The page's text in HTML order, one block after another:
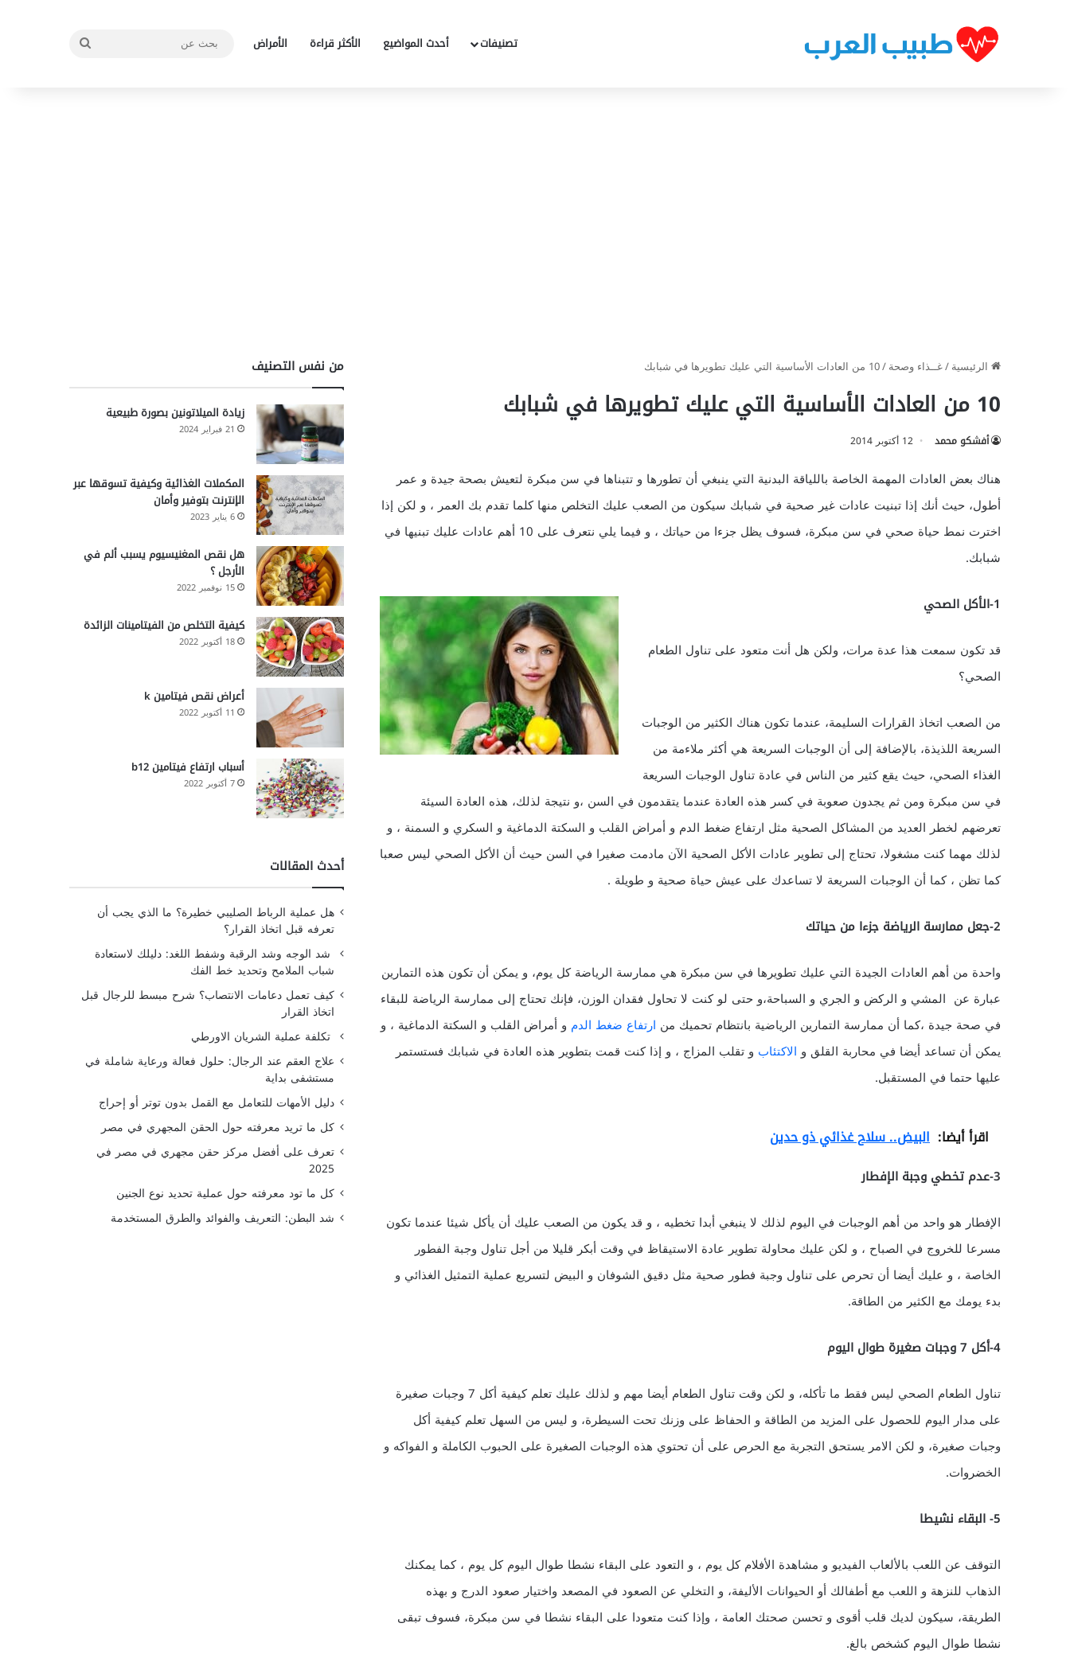
تصنيفات أحدث المواضيع الأكثر قراءة الأمراض
الرئيسية/غــذاء وصحة/10 من العادات الأساسية التي عليك تطويرها في شبابك
10 من العادات الأساسية التي عليك تطويرها في شبابك
أفشكو محمد 12 أكتوبر 2014
هناك بعض العادات المهمة الخاصة باللياقة البدنية التي ينبغي أن تطورها و تتبناها في سن مبكرة لتعيش بصحة جيدة و عمر
أطول، حيث أنك إذا تبنيت عادات غير صحية في شبابك سيكون من الصعب عليك التخلص منها كلما تقدم بك العمر ، و لكن إذا
اخترت نمط حياة صحي في سن مبكرة، فسوف يظل جزءا من حياتك ، و فيما يلي نتعرف على 10 أهم عادات عليك تبنيها في
شبابك.
1-الأكل الصحي
قد تكون سمعت هذا عدة مرات، ولكن هل أنت متعود على تناول الطعام
الصحي؟
من الصعب اتخاذ القرارات السليمة، عندما تكون هناك الكثير من الوجبات
السريعة اللذيذة، بالإضافة إلى أن الوجبات السريعة هي أكثر ملاءمة من
الغذاء الصحي، حيث يقع كثير من الناس في عادة تناول الوجبات السريعة
في سن مبكرة ومن ثم يجدون صعوبة في كسر هذه العادة عندما يتقدمون في السن ،و نتيجة لذلك، هذه العادة السيئة
تعرضهم لخطر العديد من المشاكل الصحية مثل ارتفاع ضغط الدم و أمراض القلب و السكتة الدماغية و السكري و السمنة ، و
لذلك مهما كنت مشغولا، تحتاج إلى تطوير عادات الأكل الصحية الآن مادمت صغيرا في السن حيث أن الأكل الصحي ليس صعبا
كما تظن ، كما أن الوجبات السريعة لا تساعدك على عيش حياة صحية و طويلة .
2-جعل ممارسة الرياضة جزءا من حياتك
واحدة من أهم العادات الجيدة التي عليك تطويرها في سن مبكرة هي ممارسة الرياضة كل يوم، و يمكن أن تكون هذه التمارين
عبارة عن المشي و الركض و الجري و السباحة،و حتى لو كنت لا تحاول فقدان الوزن، فإنك تحتاج إلى ممارسة الرياضة للبقاء
في صحة جيدة ،كما أن ممارسة التمارين الرياضية بانتظام تحميك من ارتفاع ضغط الدم و أمراض القلب و السكتة الدماغية ، و
يمكن أن تساعد أيضا في محاربة القلق والاكتئاب و تقلب المزاج ، و إذا كنت قمت بتطوير هذه العادة في شبابك فستستمر
عليها حتما في المستقبل.
اقرأ أيضا: البيض.. سلاح غذائي ذو حدين
3-عدم تخطي وجبة الإفطار
الإفطار هو واحد من أهم الوجبات في اليوم لذلك لا ينبغي أبدا تخطيه ، و قد يكون من الصعب عليك أن يأكل شيئا عندما تكون
مسرعا للخروج في الصباح ، و لكن عليك محاولة تطوير عادة الاستيقاظ في وقت أبكر قليلا من أجل تناول وجبة الفطور
الخاصة ، و عليك أيضا أن تحرص على تناول وجبة فطور صحية مثل دقيق الشوفان و البيض لتسريع عملية التمثيل الغذائي و
بدء يومك مع الكثير من الطاقة.
4-أكل 7 وجبات صغيرة طوال اليوم
تناول الطعام الصحي ليس فقط ما تأكله، و لكن وقت تناول الطعام أيضا مهم و لذلك عليك تعلم كيفية أكل 7 وجبات صغيرة
على مدار اليوم للحصول على المزيد من الطاقة و الحفاظ على وزنك تحت السيطرة، و ليس من السهل تعلم كيفية أكل
وجبات صغيرة، و لكن الامر يستحق التجربة مع الحرص على أن تحتوي هذه الوجبات الصغيرة على الحبوب الكاملة و الفواكه و
الخضروات.
5- البقاء نشيطا
التوقف عن اللعب بالألعاب الفيديو و مشاهدة الأفلام كل يوم ، و التعود على البقاء نشطا طوال اليوم كل يوم ، كما يمكنك
الذهاب للنزهة و اللعب مع أطفالك أو الحيوانات الأليفة، و التخلي عن الصعود في المصعد واختيار صعود الدرج و بهذه
الطريقة، سيكون لديك قلب أقوى و تحسن صحتك العامة ، وإذا كنت متعودا على البقاء نشطا في سن مبكرة، فسوف تبقى
نشطا طوال اليوم كشخص بالغ.
من نفس التصنيف
زيادة الميلاتونين بصورة طبيعية
21 فبراير 2024
المكملات الغذائية وكيفية تسوقها عبر
الإنترنت بتوفير وأمان
6 يناير 2023
هل نقص المغنيسيوم يسبب ألم في
الأرجل ؟
15 نوفمبر 2022
كيفية التخلص من الفيتامينات الزائدة
18 أكتوبر 2022
أعراض نقص فيتامين k
11 أكتوبر 2022
أسباب ارتفاع فيتامين b12
7 أكتوبر 2022
أحدث المقالات
هل عملية الرباط الصليبي خطيرة؟ ما الذي يجب أن
تعرفه قبل اتخاذ القرار؟
شد الوجه وشد الرقبة وشفط اللغد: دليلك لاستعادة
شباب الملامح وتحديد خط الفك
كيف تعمل دعامات الانتصاب؟ شرح مبسط للرجال قبل
اتخاذ القرار
تكلفة عملية الشريان الاورطي
علاج العقم عند الرجال: حلول فعالة ورعاية شاملة في
مستشفى بداية
دليل الأمهات للتعامل مع القمل بدون توتر أو إحراج
كل ما تريد معرفته حول الحقن المجهري في مصر
تعرف على أفضل مركز حقن مجهري في مصر في
2025
كل ما تود معرفته حول عملية تحديد نوع الجنين
شد البطن: التعريف والفوائد والطرق المستخدمة